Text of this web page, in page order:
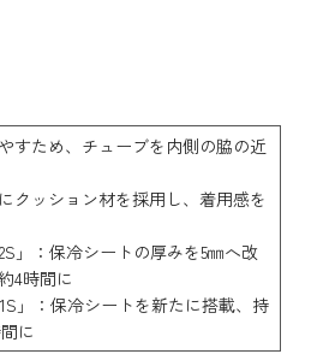
すため、チューブを内側の脇の近
クッション材を採用し、着用感を
」：保冷シートの厚みを5㎜へ改
4時間に
」：保冷シートを新たに搭載、持
に